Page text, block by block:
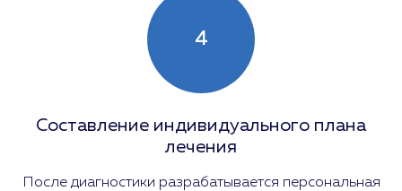
4
Составление индивидуального плана
лечения
После диагностики разрабатывается персональная